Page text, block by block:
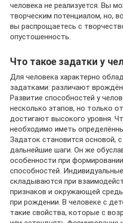
человека не реализуется. Вы
творческим потенциалом, но,
вы распрощаетесь с
опустошенность.
Что такое задатки у
Для человека характерно
задатками: различают
Развитие способностей у
несколько этапов, но только
достигают высокого уровня.
необходимо иметь
Задаток становится основой,
дальнейшие шаги. Он же
особенности при
способностей.
складываются при
признаков и окружающей
при рождении. В человеке с
такие свойства, которые с